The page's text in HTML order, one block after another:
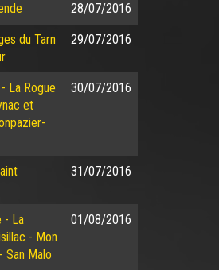
28/07/2016
du Tarn
29/07/2016
La Rogue
et
30/07/2016
31/07/2016
- La
- Mon
San Malo
01/08/2016